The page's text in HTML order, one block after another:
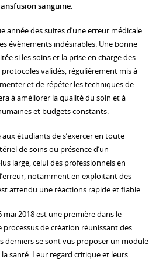
sanguine.
année des suites d’une erreur médicale
évènements indésirables. Une bonne
si les soins et la prise en charge des
validés, régulièrement mis à
et de répéter les techniques de
à améliorer la qualité du soin et à
et budgets constants.
étudiants de s’exercer en toute
de soins ou présence d’un
large, celui des professionnels en
notamment en exploitant des
attendu une réactions rapide et fiable.
2018 est une première dans le
de création réunissant des
derniers se sont vus proposer un module
santé. Leur regard critique et leurs